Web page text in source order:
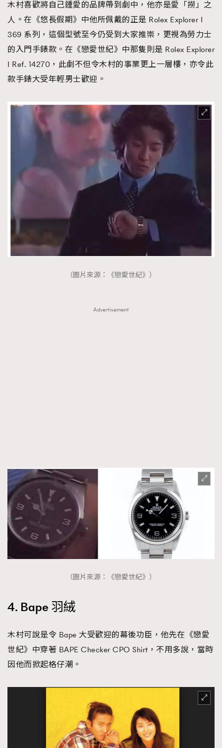
木村喜歡將自己鍾愛的品牌帶到劇中，他亦是愛「撈」之
人。在《悠長假期》中他所佩戴的正是 Rolex Explorer I
369 系列，這個型號至今仍受到大家推崇，更視為勞力士
的入門手錶款。在《戀愛世紀》中那隻則是 Rolex Explorer
I Ref. 14270，此劇不但令木村的事業更上一層樓，亦令此
款手錶大受年輕男士歡迎。
（圖片來源：《戀愛世紀》）
Advertisement
（圖片來源：《戀愛世紀》）
4. Bape 羽絨
木村可說是令 Bape 大受歡迎的幕後功臣，他先在《戀愛
世紀》中穿著 BAPE Checker CPO Shirt，不用多說，當時
因他而掀起格仔潮。